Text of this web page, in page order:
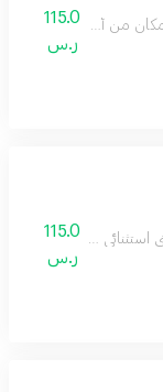
من أجمل العطور
115.0
ر.س
استثنائي للغاية
115.0
ر.س